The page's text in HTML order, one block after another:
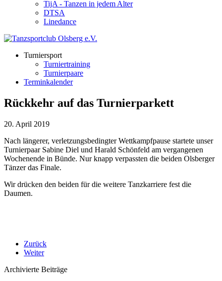
TijA - Tanzen in jedem Alter
DTSA
Linedance
Turniersport
Turniertraining
Turnierpaare
Terminkalender
Rückkehr auf das Turnierparkett
20. April 2019
Nach längerer, verletzungsbedingter Wettkampfpause startete unser
Turnierpaar Sabine Diel und Harald Schönfeld am vergangenen
Wochenende in Bünde. Nur knapp verpassten die beiden Olsberger
Tänzer das Finale.
Wir drücken den beiden für die weitere Tanzkarriere fest die
Daumen.
Zurück
Weiter
Archivierte Beiträge